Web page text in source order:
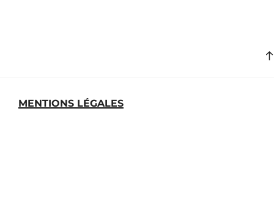
MENTIONS LÉGALES